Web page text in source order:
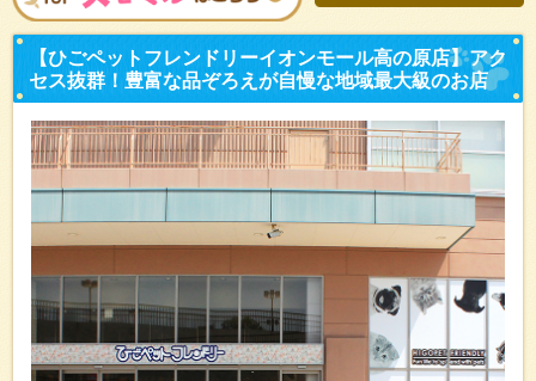
【ひごペットフレンドリー
セス抜群！豊富な品ぞろえ